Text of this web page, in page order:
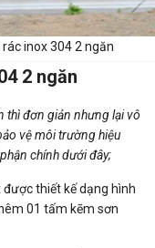
inox 304 2 ngăn
2 ngăn
thì đơn giản nhưng lại vô
vệ môi trường hiệu
chính dưới đây;
thiết kế dạng hình
01 tấm kẽm sơn